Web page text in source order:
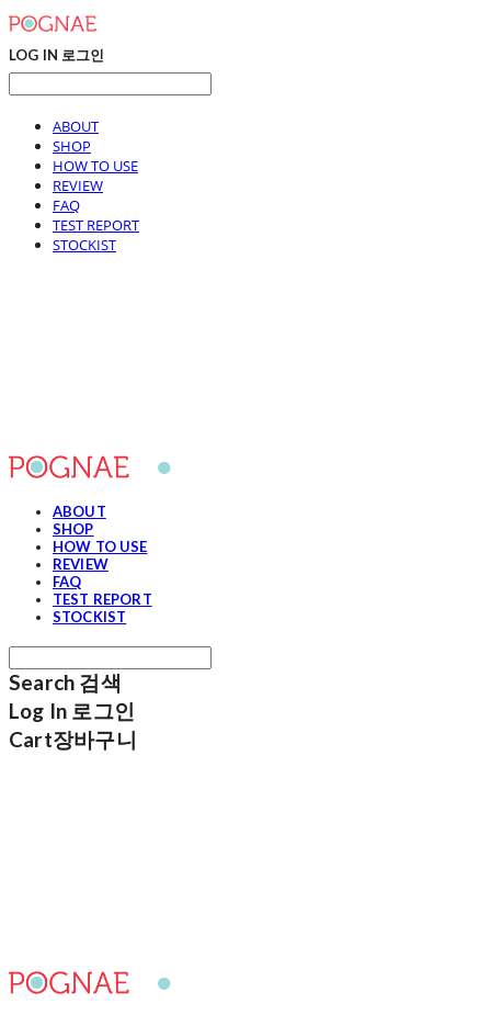
LOG IN 로그인
ABOUT
SHOP
HOW TO USE
REVIEW
FAQ
TEST REPORT
STOCKIST
ABOUT
SHOP
HOW TO USE
REVIEW
FAQ
TEST REPORT
STOCKIST
Search 검색
Log In 로그인
Cart장바구니